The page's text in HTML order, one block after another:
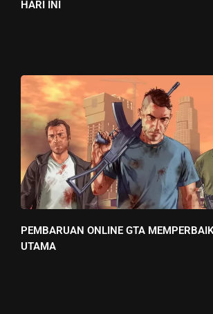
HARI INI
PEMBARUAN ONLINE GTA
UTAMA